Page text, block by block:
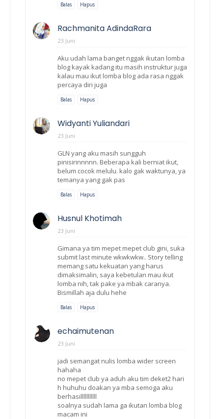
Balas Hapus
Rachmanita AdindaRara
23 Juni
Aku udah lama banget nggak ikutan lomba
blog kayak kadang itu masih instruktur juga
kalau mau ikut lomba blog ada rasa nggak
percaya diri juga
Balas Hapus
Widyanti Yuliandari
23 Juni
GLN yang aku masih sungguh
pinisirinnnnn. Beberapa kali berniat ikut,
belum cocok melulu. kalo gak waktunya, ya
temanya yang gak pas
Balas Hapus
Husnul Khotimah
23 Juni
Gimana ya tim mepet mepet club gini, suka
submit last minute wkwkwkw.. Story telling
memang satu kekuatan yang harus
dimaksimalin, saya kebetulan mau ikut
lomba nih, tak pake ya mbak caranya.
Bismillah aja dulu hehe
Balas Hapus
echaimutenan
23 Juni
jadi semangat nulis lomba wider screen
hahaha
no mepet club ya aduh aku tim deket2 hari
h huhuhu doakan ya mba semoga aku
berhasilllllllllll
soalnya sudah lama ga ikutan lomba blog
macam ini